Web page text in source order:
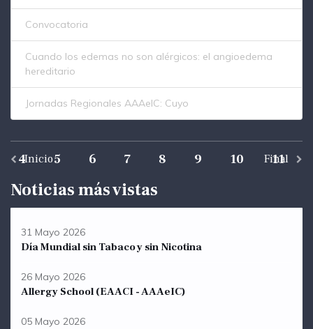
Convocatoria
Cuando los edemas no son alérgicos: el angioedema
hereditario
Jornadas Regionales AAAeIC: Cuyo
Inicio
4 5 6 7 8 9 10 11
Final
Noticias más vistas
31 Mayo 2026
Día Mundial sin Tabaco y sin Nicotina
26 Mayo 2026
Allergy School (EAACI - AAAeIC)
05 Mayo 2026